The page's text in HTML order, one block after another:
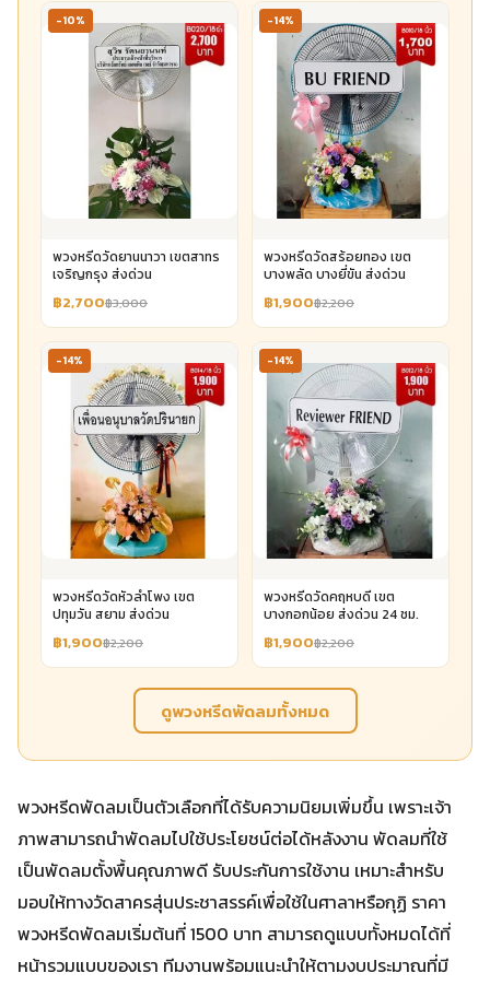
-10%
พวงหรีดวัดยานนาวา เขตสาทร
เจริญกรุง ส่งด่วน
฿2,700฿3,000
-14%
พวงหรีดวัดสร้อยทอง เขต
บางพลัด บางยี่ขัน ส่งด่วน
฿1,900฿2,200
-14%
พวงหรีดวัดหัวลำโพง เขต
ปทุมวัน สยาม ส่งด่วน
฿1,900฿2,200
-14%
พวงหรีดวัดคฤหบดี เขต
บางกอกน้อย ส่งด่วน 24 ชม.
฿1,900฿2,200
ดูพวงหรีดพัดลมทั้งหมด
พวงหรีดพัดลมเป็นตัวเลือกที่ได้รับความนิยมเพิ่มขึ้น เพราะเจ้า
ภาพสามารถนำพัดลมไปใช้ประโยชน์ต่อได้หลังงาน พัดลมที่ใช้
เป็นพัดลมตั้งพื้นคุณภาพดี รับประกันการใช้งาน เหมาะสำหรับ
มอบให้ทางวัดสาครสุ่นประชาสรรค์เพื่อใช้ในศาลาหรือกุฏิ ราคา
พวงหรีดพัดลมเริ่มต้นที่ 1500 บาท สามารถดูแบบทั้งหมดได้ที่
หน้ารวมแบบของเรา ทีมงานพร้อมแนะนำให้ตามงบประมาณที่มี